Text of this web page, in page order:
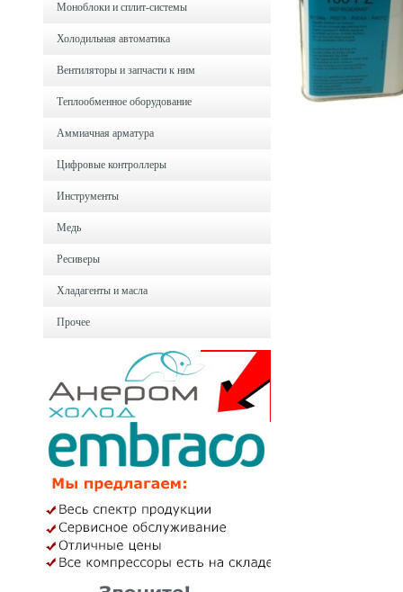
Моноблоки и cплит-системы
Холодильная автоматика
Вентиляторы и запчасти к ним
Теплообменное оборудование
Аммиачная арматура
Цифровые контроллеры
Инструменты
Медь
Ресиверы
Хладагенты и масла
Прочее